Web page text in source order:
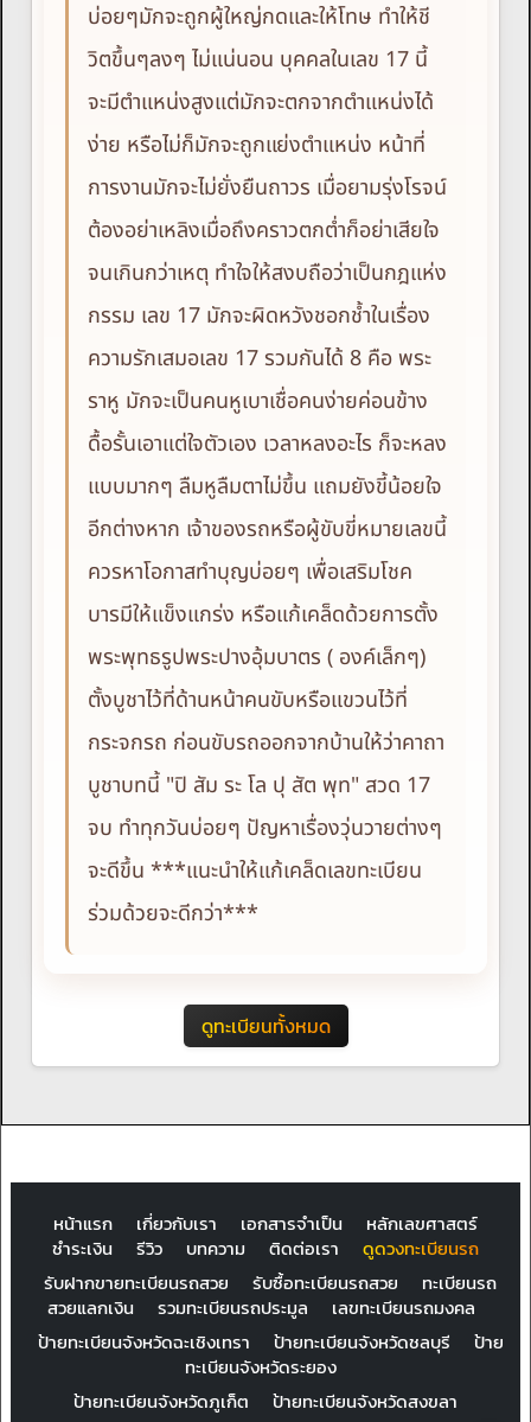
บ่อยๆมักจะถูกผู้ใหญ่กดและให้โทษ ทำให้ชี
วิตขึ้นๆลงๆ ไม่แน่นอน บุคคลในเลข 17 นี้
จะมีตำแหน่งสูงแต่มักจะตกจากตำแหน่งได้
ง่าย หรือไม่ก็มักจะถูกแย่งตำแหน่ง หน้าที่
การงานมักจะไม่ยั่งยืนถาวร เมื่อยามรุ่งโรจน์
ต้องอย่าเหลิงเมื่อถึงคราวตกต่ำก็อย่าเสียใจ
จนเกินกว่าเหตุ ทำใจให้สงบถือว่าเป็นกฎแห่ง
กรรม เลข 17 มักจะผิดหวังชอกช้ำในเรื่อง
ความรักเสมอเลข 17 รวมกันได้ 8 คือ พระ
ราหู มักจะเป็นคนหูเบาเชื่อคนง่ายค่อนข้าง
ดื้อรั้นเอาแต่ใจตัวเอง เวลาหลงอะไร ก็จะหลง
แบบมากๆ ลืมหูลืมตาไม่ขึ้น แถมยังขี้น้อยใจ
อีกต่างหาก เจ้าของรถหรือผู้ขับขี่หมายเลขนี้
ควรหาโอกาสทำบุญบ่อยๆ เพื่อเสริมโชค
บารมีให้แข็งแกร่ง หรือแก้เคล็ดด้วยการตั้ง
พระพุทธรูปพระปางอุ้มบาตร ( องค์เล็กๆ)
ตั้งบูชาไว้ที่ด้านหน้าคนขับหรือแขวนไว้ที่
กระจกรถ ก่อนขับรถออกจากบ้านให้ว่าคาถา
บูชาบทนี้ "ปิ สัม ระ โล ปุ สัต พุท" สวด 17
จบ ทำทุกวันบ่อยๆ ปัญหาเรื่องวุ่นวายต่างๆ
จะดีขึ้น ***แนะนำให้แก้เคล็ดเลขทะเบียน
ร่วมด้วยจะดีกว่า***
ดูทะเบียนทั้งหมด
หน้าแรก เกี่ยวกับเรา เอกสารจำเป็น
หลักเลขศาสตร์
ชำระเงิน
รีวิว บทความ ติดต่อเรา
ดูดวงทะเบียนรถ
รับฝากขายทะเบียนรถสวย
รับซื้อทะเบียนรถสวย
ทะเบียนรถ
สวยแลกเงิน
รวมทะเบียนรถประมูล
เลขทะเบียนรถมงคล
ป้ายทะเบียนจังหวัดฉะเชิงเทรา
ป้ายทะเบียนจังหวัดชลบุรี
ป้าย
ทะเบียนจังหวัดระยอง
ป้ายทะเบียนจังหวัดภูเก็ต
ป้ายทะเบียนจังหวัดสงขลา